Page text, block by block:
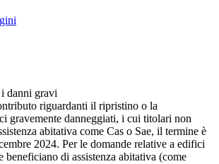
danni gravi
riguardanti il ripristino o la
gravemente danneggiati, i cui titolari non
abitativa come Cas o Sae, il termine è
2024. Per le domande relative a edifici
beneficiano di assistenza abitativa (come